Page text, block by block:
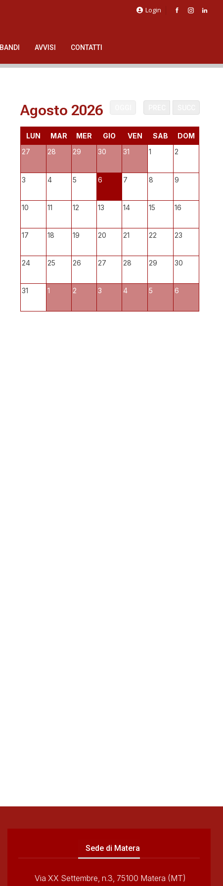
Login
BANDI AVVISI CONTATTI
Agosto 2026
LUN MAR MER GIO VEN SAB
DOM
27
28 29 30 31 1 2
3 4 5 6 7 8 9
10 11 12 13 14 15 16
17 18 19 20 21 22 23
24 25 26 27 28 29 30
31 1 2 3 4 5 6
Sede di Matera
Via XX Settembre, n.3, 75100 Matera (MT)